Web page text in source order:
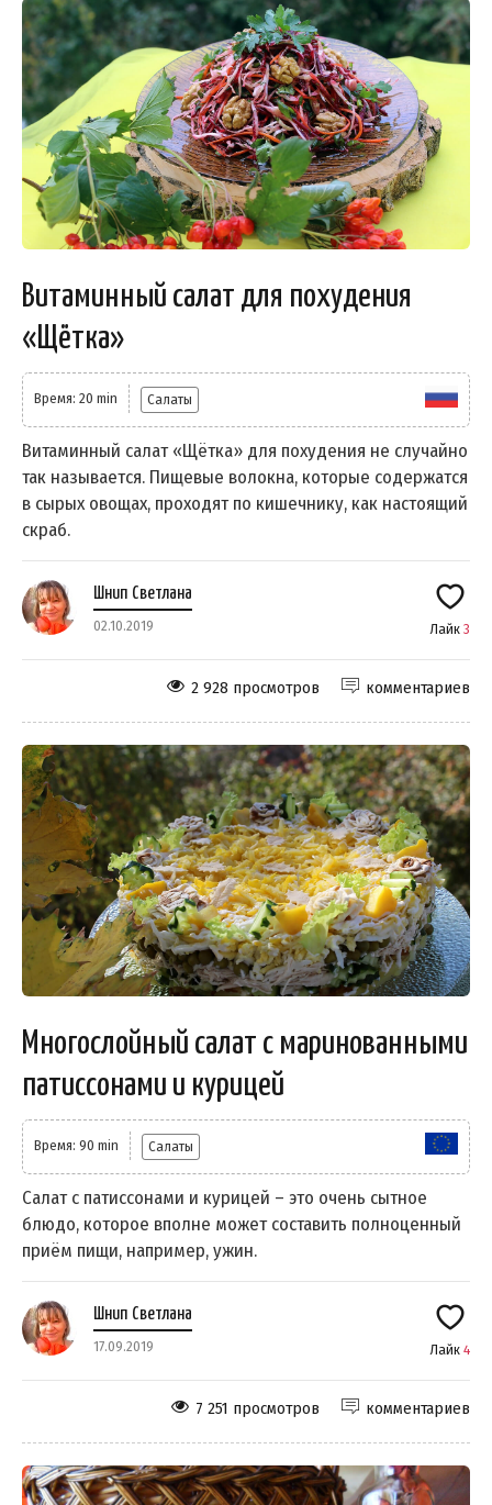
Витаминный салат для похудения
«Щётка»
Время: 20 min Салаты
Витаминный салат «Щётка» для похудения не случайно
так называется. Пищевые волокна, которые содержатся
в сырых овощах, проходят по кишечнику, как настоящий
скраб.
Шнип Светлана
02.10.2019 Лайк 3
комментариев
2 928 просмотров
Многослойный салат с маринованными
патиссонами и курицей
Время: 90 min Салаты
Салат с патиссонами и курицей – это очень сытное
блюдо, которое вполне может составить полноценный
приём пищи, например, ужин.
Шнип Светлана
17.09.2019 Лайк 4
комментариев
7 251 просмотров